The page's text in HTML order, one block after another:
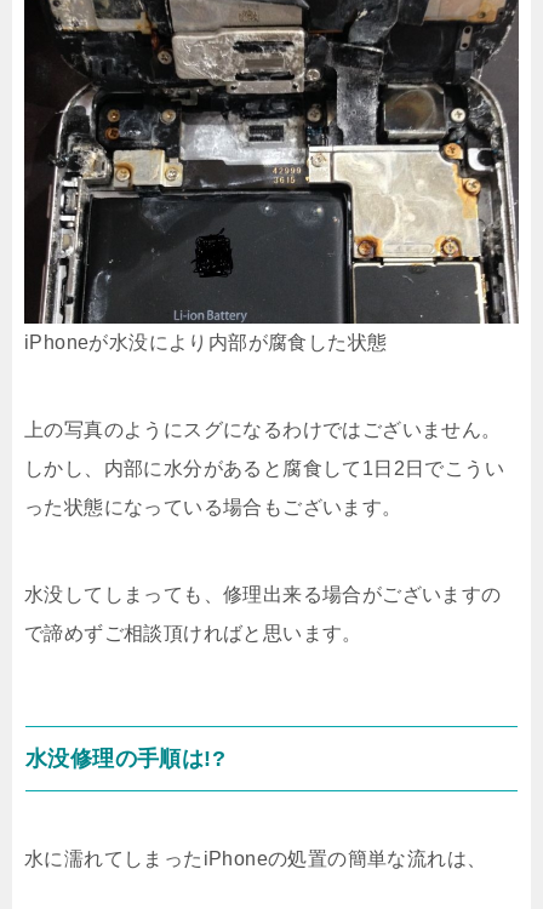
iPhoneが水没により内部が腐食した状態
上の写真のようにスグになるわけではございません。
しかし、内部に水分があると腐食して1日2日でこうい
った状態になっている場合もございます。
水没してしまっても、修理出来る場合がございますの
で諦めずご相談頂ければと思います。
水没修理の手順は!?
水に濡れてしまったiPhoneの処置の簡単な流れは、